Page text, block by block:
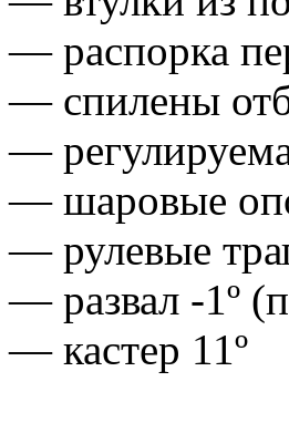
— распорка
— спилены
—
— шаровые
— рулевые
— развал -1º
— кастер 11º